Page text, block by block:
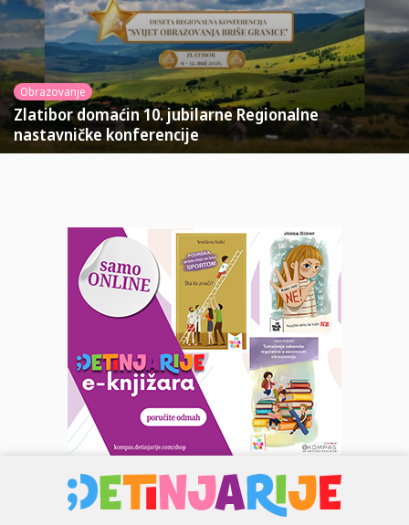
Obrazovanje
Zlatibor domaćin 10. jubilarne Regionalne
nastavničke konferencije